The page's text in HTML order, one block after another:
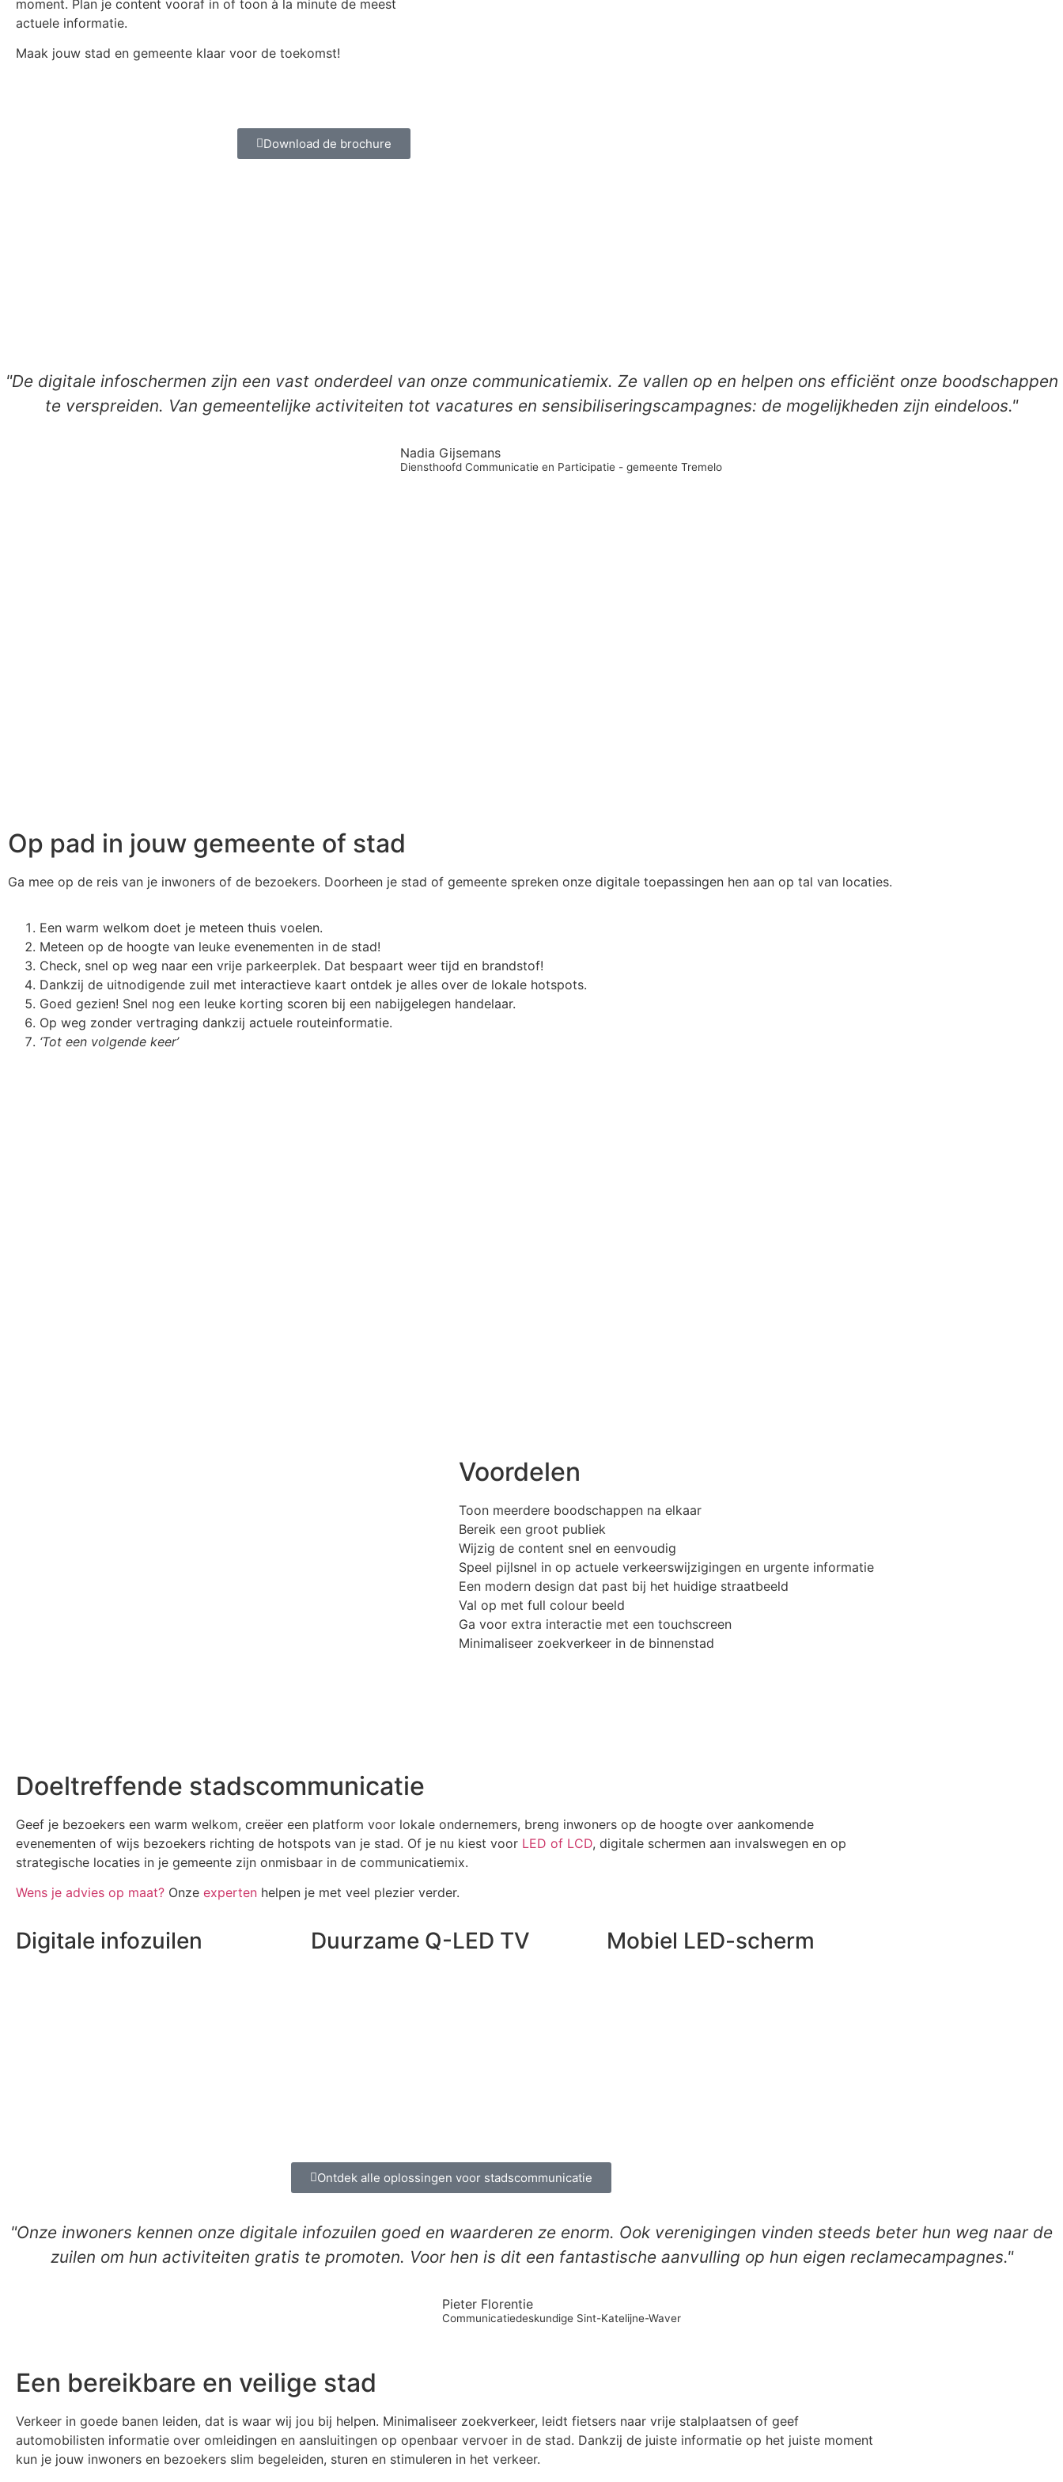
moment. Plan je content vooraf in of toon à la minute de meest
actuele informatie.
Maak jouw stad en gemeente klaar voor de toekomst!
Download de brochure
"De digitale infoschermen zijn een vast onderdeel van onze communicatiemix. Ze vallen op en helpen ons efficiënt onze boodschappen
te verspreiden. Van gemeentelijke activiteiten tot vacatures en sensibiliseringscampagnes: de mogelijkheden zijn eindeloos."
Nadia Gijsemans
Diensthoofd Communicatie en Participatie - gemeente Tremelo
Op pad in jouw gemeente of stad
Ga mee op de reis van je inwoners of de bezoekers. Doorheen je stad of gemeente spreken onze digitale toepassingen hen aan op tal van locaties.
Een warm welkom doet je meteen thuis voelen.
Meteen op de hoogte van leuke evenementen in de stad!
Check, snel op weg naar een vrije parkeerplek. Dat bespaart weer tijd en brandstof!
Dankzij de uitnodigende zuil met interactieve kaart ontdek je alles over de lokale hotspots.
Goed gezien! Snel nog een leuke korting scoren bij een nabijgelegen handelaar.
Op weg zonder vertraging dankzij actuele routeinformatie.
‘Tot een volgende keer’
Voordelen
Toon meerdere boodschappen na elkaar
Bereik een groot publiek
Wijzig de content snel en eenvoudig
Speel pijlsnel in op actuele verkeerswijzigingen en urgente informatie
Een modern design dat past bij het huidige straatbeeld
Val op met full colour beeld
Ga voor extra interactie met een touchscreen
Minimaliseer zoekverkeer in de binnenstad
Doeltreffende stadscommunicatie
Geef je bezoekers een warm welkom, creëer een platform voor lokale ondernemers, breng inwoners op de hoogte over aankomende
evenementen of wijs bezoekers richting de hotspots van je stad. Of je nu kiest voor LED of LCD, digitale schermen aan invalswegen en op
strategische locaties in je gemeente zijn onmisbaar in de communicatiemix.
Wens je advies op maat? Onze experten helpen je met veel plezier verder.
Digitale infozuilen Duurzame Q-LED TV Mobiel LED-scherm
Ontdek alle oplossingen voor stadscommunicatie
"Onze inwoners kennen onze digitale infozuilen goed en waarderen ze enorm. Ook verenigingen vinden steeds beter hun weg naar de
zuilen om hun activiteiten gratis te promoten. Voor hen is dit een fantastische aanvulling op hun eigen reclamecampagnes."
Pieter Florentie
Communicatiedeskundige Sint-Katelijne-Waver
Een bereikbare en veilige stad
Verkeer in goede banen leiden, dat is waar wij jou bij helpen. Minimaliseer zoekverkeer, leidt fietsers naar vrije stalplaatsen of geef
automobilisten informatie over omleidingen en aansluitingen op openbaar vervoer in de stad. Dankzij de juiste informatie op het juiste moment
kun je jouw inwoners en bezoekers slim begeleiden, sturen en stimuleren in het verkeer.